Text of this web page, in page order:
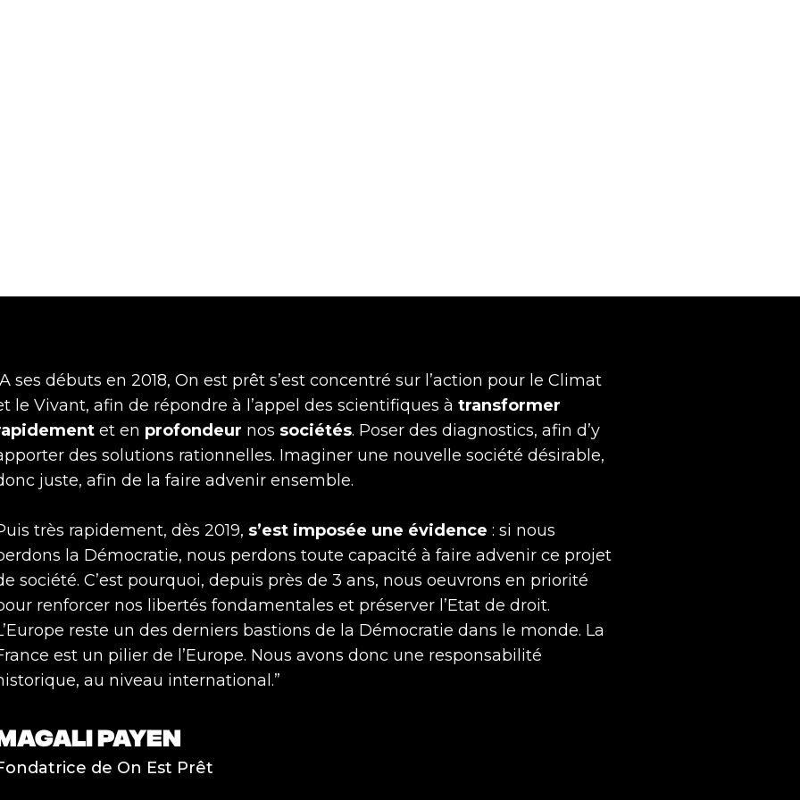
ses débuts en 2018, On est prêt s’est concentré sur l’action pour le Climat
le Vivant, afin de répondre à l’appel des scientifiques à transformer
et en profondeur nos sociétés. Poser des diagnostics, afin d’y
des solutions rationnelles. Imaginer une nouvelle société désirable,
juste, afin de la faire advenir ensemble.
très rapidement, dès 2019, s’est imposée une évidence : si nous
la Démocratie, nous perdons toute capacité à faire advenir ce projet
société. C’est pourquoi, depuis près de 3 ans, nous oeuvrons en priorité
renforcer nos libertés fondamentales et préserver l’Etat de droit.
reste un des derniers bastions de la Démocratie dans le monde. La
est un pilier de l’Europe. Nous avons donc une responsabilité
au niveau international.”
PAYEN
de On Est Prêt